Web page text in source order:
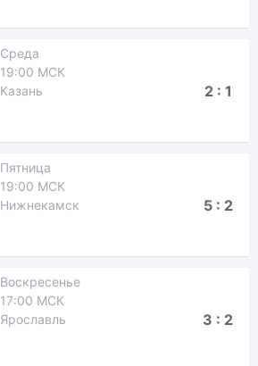
Среда
19:00 МСК
Казань
2 : 1
Пятница
19:00 МСК
Нижнекамск
5 : 2
Воскресенье
17:00 МСК
Ярославль
3 : 2